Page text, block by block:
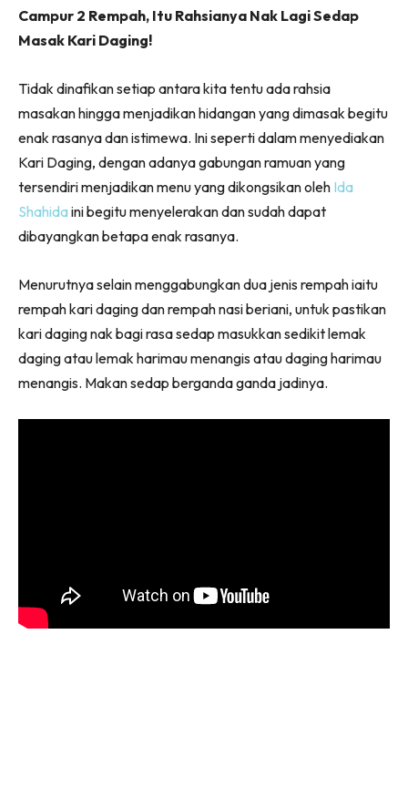
(Twitter)
Campur 2 Rempah, Itu Rahsianya Nak Lagi Sedap
Masak Kari Daging!
Tidak dinafikan setiap antara kita tentu ada rahsia
masakan hingga menjadikan hidangan yang dimasak begitu
enak rasanya dan istimewa. Ini seperti dalam menyediakan
Kari Daging, dengan adanya gabungan ramuan yang
tersendiri menjadikan menu yang dikongsikan oleh Ida
Shahidaini begitu menyelerakan dan sudah dapat
dibayangkan betapa enak rasanya.
Menurutnya selain menggabungkan dua jenis rempah iaitu
rempah kari daging dan rempah nasi beriani, untuk pastikan
kari daging nak bagi rasa sedap masukkan sedikit lemak
daging atau lemak harimau menangis atau daging harimau
menangis. Makan sedap berganda ganda jadinya.